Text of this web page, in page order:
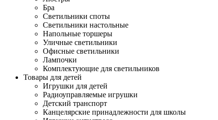
Бра
Светильники споты
Светильники настольные
Напольные торшеры
Уличные светильники
Офисные светильники
Лампочки
Комплектующие для светильников
Товары для детей
Игрушки для детей
Радиоуправляемые игрушки
Детский транспорт
Канцелярские принадлежности для школы